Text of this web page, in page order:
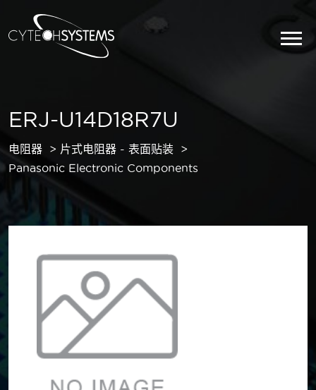
ERJ-U14D18R7U
电阻器
片式电阻器 - 表面贴装
Panasonic Electronic Components